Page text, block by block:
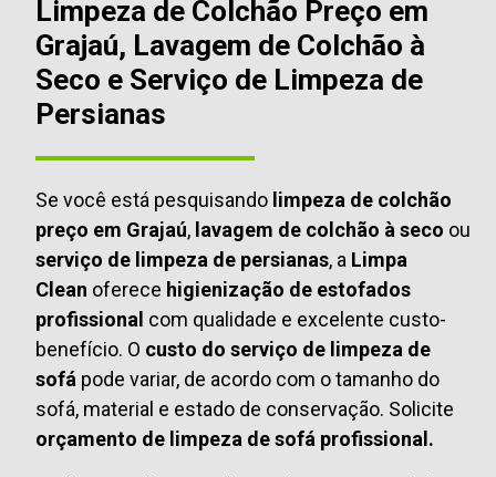
Limpeza de Colchão Preço em
Grajaú, Lavagem de Colchão à
Seco e Serviço de Limpeza de
Persianas
Se você está pesquisando limpeza de colchão
preço em Grajaú, lavagem de colchão à seco ou
serviço de limpeza de persianas, a Limpa
Clean oferece higienização de estofados
profissional com qualidade e excelente custo-
benefício. O custo do serviço de limpeza de
sofá pode variar, de acordo com o tamanho do
sofá, material e estado de conservação. Solicite
orçamento de limpeza de sofá profissional.